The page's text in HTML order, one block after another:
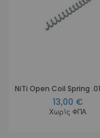
13,00 €
Χωρίς ΦΠΑ